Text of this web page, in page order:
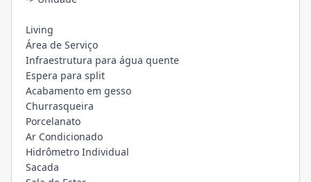
Living
Área de Serviço
Infraestrutura para água quente
Espera para split
Acabamento em gesso
Churrasqueira
Porcelanato
Ar Condicionado
Hidrômetro Individual
Sacada